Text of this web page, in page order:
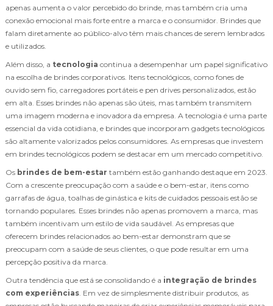
apenas aumenta o valor percebido do brinde, mas também cria uma
conexão emocional mais forte entre a marca e o consumidor. Brindes que
falam diretamente ao público-alvo têm mais chances de serem lembrados
e utilizados.
Além disso, a tecnologia continua a desempenhar um papel significativo
na escolha de brindes corporativos. Itens tecnológicos, como fones de
ouvido sem fio, carregadores portáteis e pen drives personalizados, estão
em alta. Esses brindes não apenas são úteis, mas também transmitem
uma imagem moderna e inovadora da empresa. A tecnologia é uma parte
essencial da vida cotidiana, e brindes que incorporam gadgets tecnológicos
são altamente valorizados pelos consumidores. As empresas que investem
em brindes tecnológicos podem se destacar em um mercado competitivo.
Os brindes de bem-estar também estão ganhando destaque em 2023.
Com a crescente preocupação com a saúde e o bem-estar, itens como
garrafas de água, toalhas de ginástica e kits de cuidados pessoais estão se
tornando populares. Esses brindes não apenas promovem a marca, mas
também incentivam um estilo de vida saudável. As empresas que
oferecem brindes relacionados ao bem-estar demonstram que se
preocupam com a saúde de seus clientes, o que pode resultar em uma
percepção positiva da marca.
Outra tendência que está se consolidando é a integração de brindes
com experiências . Em vez de simplesmente distribuir produtos, as